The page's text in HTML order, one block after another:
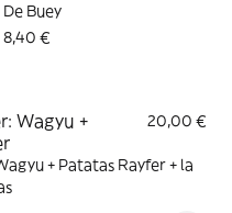
De Buey
8,40 €
Wagyu +
20,00 €
+ Patatas Rayfer + la